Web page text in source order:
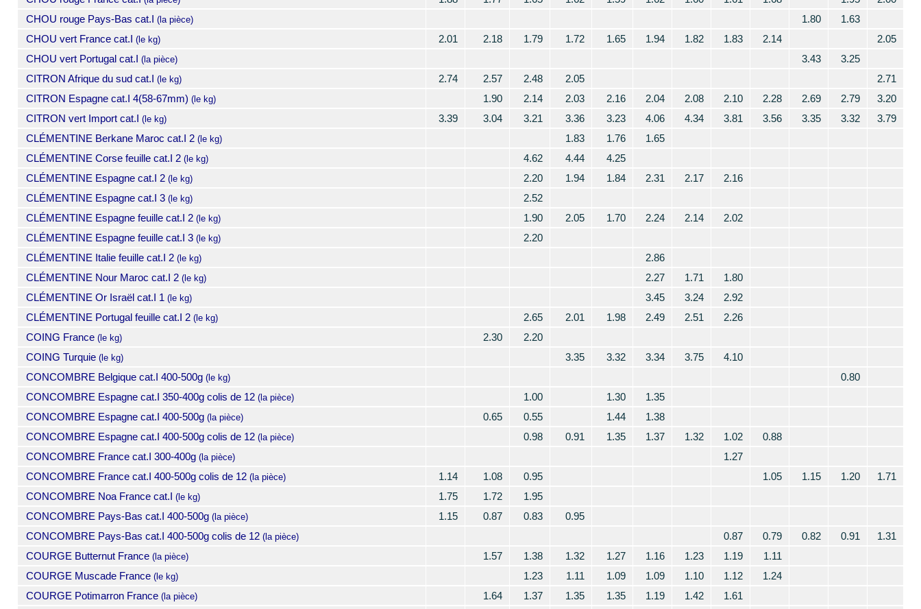
CHOU rouge Pays-Bas cat.I
(la pièce) 1.80
1.63
CHOU vert France cat.I
(le kg) 2.01 2.18 1.79 1.72 1.65 1.94 1.82 1.83 2.14
2.05
CHOU vert Portugal cat.I
(la pièce) 3.43
3.25
CITRON Afrique du sud cat.I
(le kg) 2.74 2.57 2.48 2.05
2.71
CITRON Espagne cat.I 4(58-67mm) (le kg) 1.90 2.14 2.03 2.16 2.04 2.08 2.10 2.28 2.69 2.79
3.20
CITRON vert Import cat.I
(le kg) 3.39 3.04 3.21 3.36 3.23 4.06 4.34 3.81 3.56 3.35 3.32
3.79
CLÉMENTINE Berkane Maroc cat.I 2 (le kg) 1.83 1.76
1.65
CLÉMENTINE Corse feuille cat.I 2 (le kg) 4.62 4.44
4.25
CLÉMENTINE Espagne cat.I 2 (le kg) 2.20 1.94 1.84 2.31 2.17
2.16
CLÉMENTINE Espagne cat.I 3 (le kg)
2.52
CLÉMENTINE Espagne feuille cat.I 2 (le kg) 1.90 2.05 1.70 2.24 2.14
2.02
CLÉMENTINE Espagne feuille cat.I 3 (le kg)
2.20
CLÉMENTINE Italie feuille cat.I 2 (le kg)
2.86
CLÉMENTINE Nour Maroc cat.I 2 (le kg) 2.27 1.71
1.80
CLÉMENTINE Or Israël cat.I 1 (le kg) 3.45 3.24
2.92
CLÉMENTINE Portugal feuille cat.I 2 (le kg) 2.65 2.01 1.98 2.49 2.51
2.26
COING France (le kg) 2.30
2.20
COING Turquie (le kg) 3.35 3.32 3.34 3.75
4.10
CONCOMBRE Belgique cat.I 400-500g (le kg)
0.80
CONCOMBRE Espagne cat.I 350-400g colis de 12 (la pièce) 1.00 1.30
1.35
CONCOMBRE Espagne cat.I 400-500g (la pièce) 0.65 0.55 1.44
1.38
CONCOMBRE Espagne cat.I 400-500g colis de 12 (la pièce) 0.98 0.91 1.35 1.37 1.32 1.02
0.88
CONCOMBRE France cat.I 300-400g (la pièce)
1.27
CONCOMBRE France cat.I 400-500g colis de 12 (la pièce) 1.14 1.08 0.95 1.05 1.15 1.20
1.71
CONCOMBRE Noa France cat.I
(le kg) 1.75 1.72
1.95
CONCOMBRE Pays-Bas cat.I 400-500g (la pièce) 1.15 0.87 0.83
0.95
CONCOMBRE Pays-Bas cat.I 400-500g colis de 12 (la pièce) 0.87 0.79 0.82 0.91
1.31
COURGE Butternut France (la pièce) 1.57 1.38 1.32 1.27 1.16 1.23 1.19
1.11
COURGE Muscade France (le kg) 1.23 1.11 1.09 1.09 1.10 1.12
1.24
COURGE Potimarron France (la pièce) 1.64 1.37 1.35 1.35 1.19 1.42
1.61